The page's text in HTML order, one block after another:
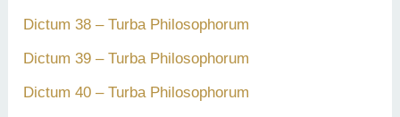
Dictum 38 – Turba Philosophorum
Dictum 39 – Turba Philosophorum
Dictum 40 – Turba Philosophorum